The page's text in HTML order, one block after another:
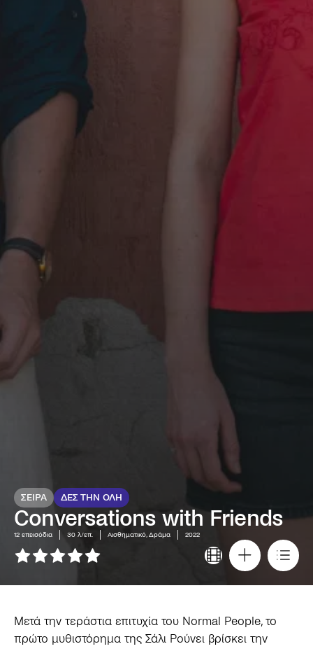
ΣΕΙΡΑ ΔΕΣ ΤΗΝ ΟΛΗ
Conversations with Friends
12 επεισόδια 30 λ/επ. Αισθηματικό, Δράμα 2022
Μετά την τεράστια επιτυχία του Normal People, το
πρώτο μυθιστόρημα της Σάλι Ρούνει βρίσκει την